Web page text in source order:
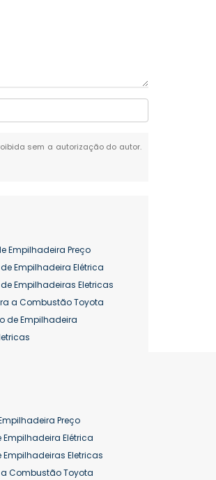
sem a autorização do autor.
Empilhadeira Preço
Empilhadeira Elétrica
Empilhadeiras Eletricas
a Combustão Toyota
de Empilhadeira
25 ton
Preço
Empilhadeira Elétrica
Empilhadeiras Eletricas
Combustão Toyota